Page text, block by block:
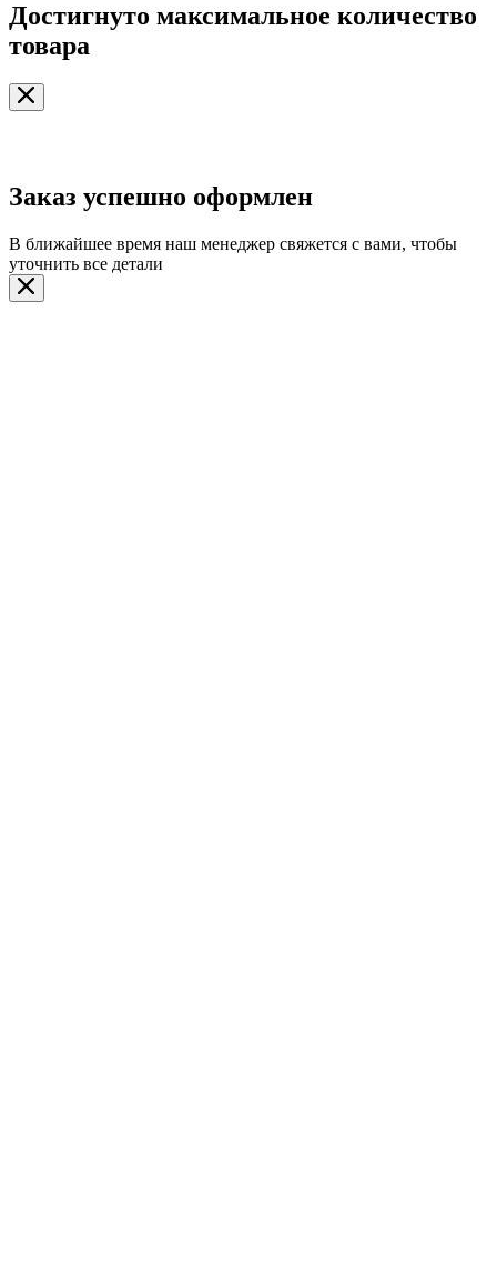
Достигнуто максимальное количество
товара
Заказ успешно оформлен
В ближайшее время наш менеджер свяжется с вами, чтобы
уточнить все детали